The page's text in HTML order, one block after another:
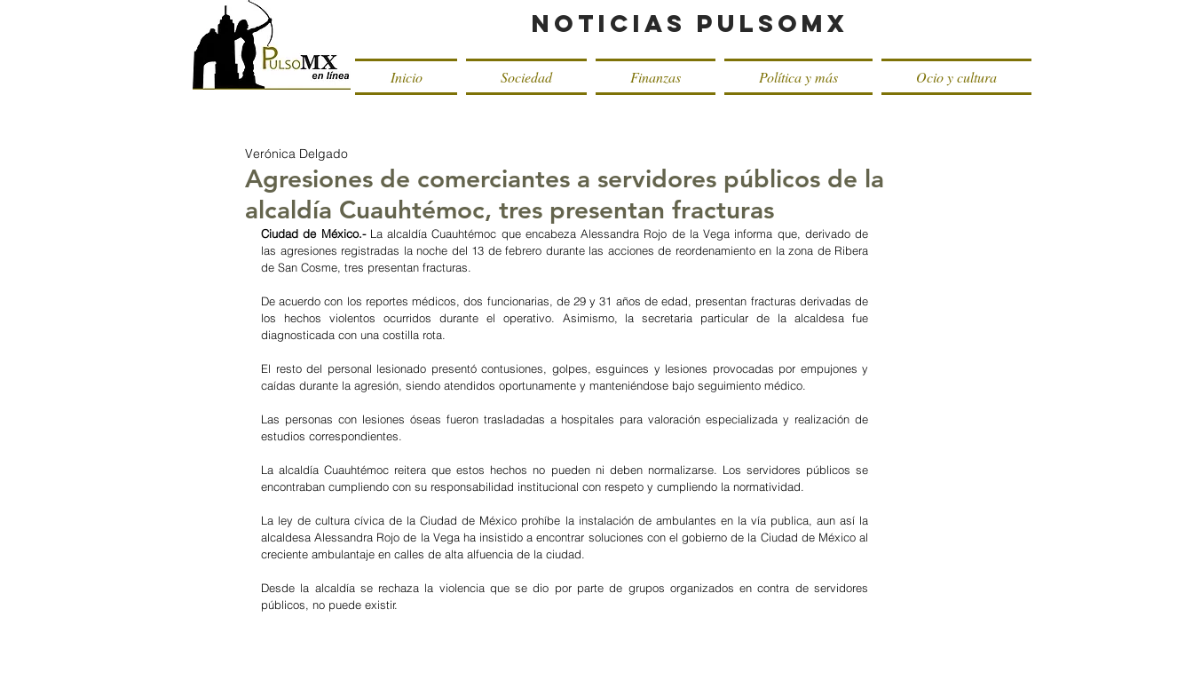
Noticias PulsoMX
Inicio Sociedad Finanzas Política y más Ocio y cultura
Agresiones de comerciantes a servidores públicos de la
alcaldía Cuauhtémoc, tres presentan fracturas
Verónica Delgado
Ciudad de México.- La alcaldía Cuauhtémoc que encabeza Alessandra Rojo de la Vega informa que, derivado de
las agresiones registradas la noche del 13 de febrero durante las acciones de reordenamiento en la zona de Ribera
de San Cosme, tres presentan fracturas.
De acuerdo con los reportes médicos, dos funcionarias, de 29 y 31 años de edad, presentan fracturas derivadas de
los hechos violentos ocurridos durante el operativo. Asimismo, la secretaria particular de la alcaldesa fue
diagnosticada con una costilla rota.
El resto del personal lesionado presentó contusiones, golpes, esguinces y lesiones provocadas por empujones y
caídas durante la agresión, siendo atendidos oportunamente y manteniéndose bajo seguimiento médico.
Las personas con lesiones óseas fueron trasladadas a hospitales para valoración especializada y realización de
estudios correspondientes.
La alcaldía Cuauhtémoc reitera que estos hechos no pueden ni deben normalizarse. Los servidores públicos se
encontraban cumpliendo con su responsabilidad institucional con respeto y cumpliendo la normatividad.
La ley de cultura cívica de la Ciudad de México prohíbe la instalación de ambulantes en la vía publica, aun así la
alcaldesa Alessandra Rojo de la Vega ha insistido a encontrar soluciones con el gobierno de la Ciudad de México al
creciente ambulantaje en calles de alta alfuencia de la ciudad.
Desde la alcaldía se rechaza la violencia que se dio por parte de grupos organizados en contra de servidores
públicos, no puede existir.